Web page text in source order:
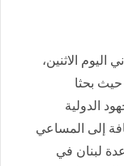
اليوم الاثنين،
بحثا
الدولية
إلى المساعي
لبنان في